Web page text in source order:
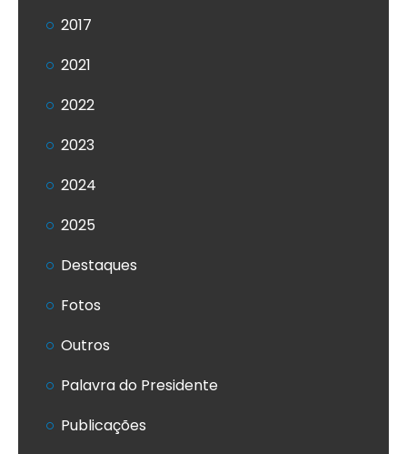
2017
2021
2022
2023
2024
2025
Destaques
Fotos
Outros
Palavra do Presidente
Publicações